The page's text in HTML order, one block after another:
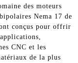
des moteurs
Nema 17 de
conçus pour offrir
CNC et les
de la plus